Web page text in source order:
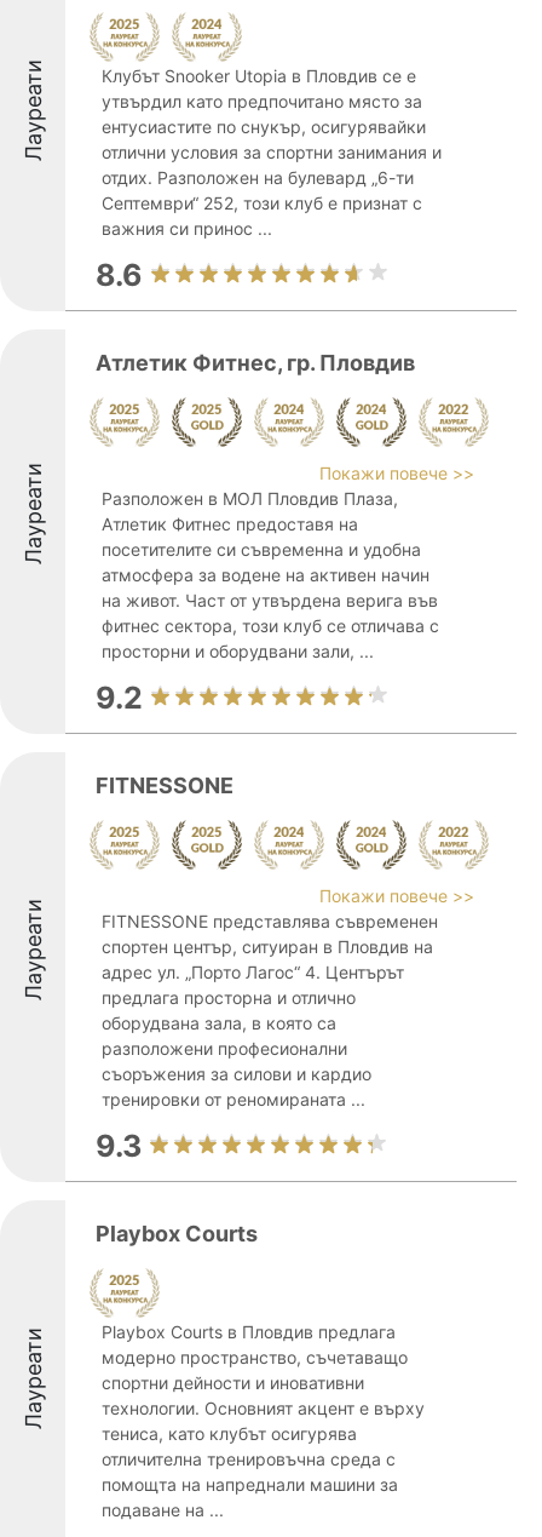
Лауреати
Клубът Snooker Utopia в Пловдив се е
утвърдил като предпочитано място за
ентусиастите по снукър, осигурявайки
отлични условия за спортни занимания и
отдих. Разположен на булевард „6-ти
Септември“ 252, този клуб е признат с
важния си принос ...
8.6
Лауреати
Атлетик Фитнес, гр. Пловдив
Покажи повече >>
Разположен в МОЛ Пловдив Плаза,
Атлетик Фитнес предоставя на
посетителите си съвременна и удобна
атмосфера за водене на активен начин
на живот. Част от утвърдена верига във
фитнес сектора, този клуб се отличава с
просторни и оборудвани зали, ...
9.2
Лауреати
FITNESSONE
Покажи повече >>
FITNESSONE представлява съвременен
спортен център, ситуиран в Пловдив на
адрес ул. „Порто Лагос“ 4. Центърът
предлага просторна и отлично
оборудвана зала, в която са
разположени професионални
съоръжения за силови и кардио
тренировки от реномираната ...
9.3
Лауреати
Playbox Courts
Playbox Courts в Пловдив предлага
модерно пространство, съчетаващо
спортни дейности и иновативни
технологии. Основният акцент е върху
тениса, като клубът осигурява
отличителна тренировъчна среда с
помощта на напреднали машини за
подаване на ...